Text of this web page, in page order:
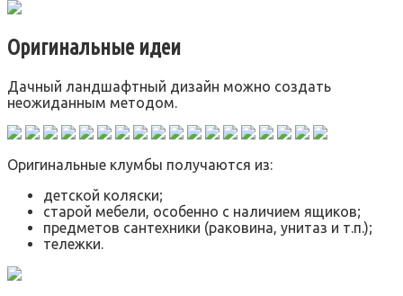
Оригинальные идеи
Дачный ландшафтный дизайн можно создать
неожиданным методом.
Оригинальные клумбы получаются из:
детской коляски;
старой мебели, особенно с наличием ящиков;
предметов сантехники (раковина, унитаз и т.п.);
тележки.